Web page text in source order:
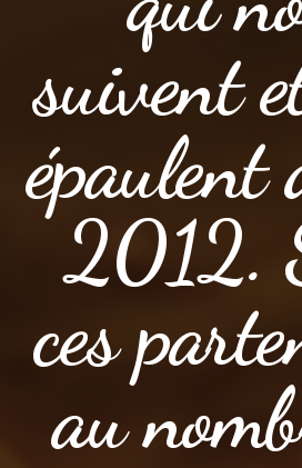
suivent
épaulent
2012.
ces
au